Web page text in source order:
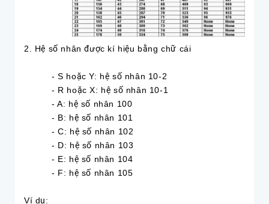
2. Hệ số nhân được kí hiệu bằng chữ cái
- S hoặc Y: hệ số nhân 10-2
- R hoặc X: hệ số nhân 10-1
- A: hệ số nhân 100
- B: hệ số nhân 101
- C: hệ số nhân 102
- D: hệ số nhân 103
- E: hệ số nhân 104
- F: hệ số nhân 105
Ví dụ: